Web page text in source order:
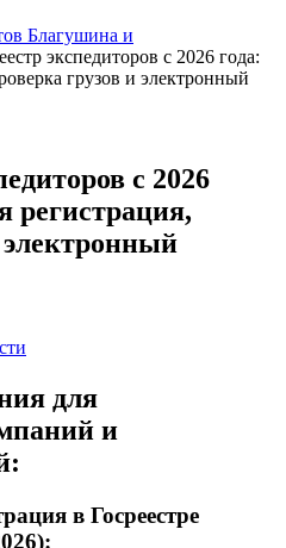
Благушина и
экспедиторов с 2026 года:
грузов и электронный
с 2026
регистрация,
электронный
для
и
в Госреестре